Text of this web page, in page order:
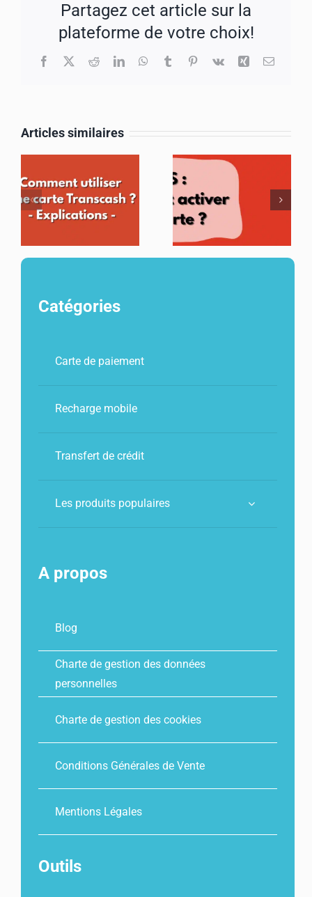
Partagez cet article sur la
plateforme de votre choix!
Facebook
X RedditLinkedInWhatsApp
TumblrPinterest
Vk Xing Email
Articles similaires
Catégories
Carte de paiement
Recharge mobile
Transfert de crédit
Les produits populaires
A propos
Blog
Charte de gestion des données
personnelles
Charte de gestion des cookies
Conditions Générales de Vente
Mentions Légales
Outils